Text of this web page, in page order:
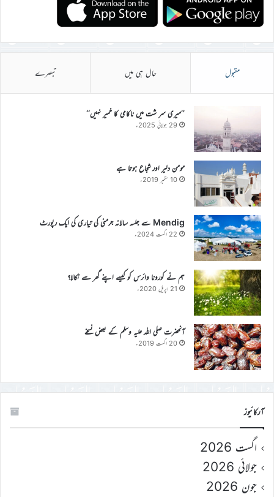
مقبول حال ہی میں تبصرے
’’میری سر شت میں ناکامی کا خمیر نہیں‘‘
29 جولائی 2025ء
مومن دلیر اور شجاع ہوتا ہے
10 ستمبر 2019ء
Mendig سے جلسہ سالانہ جرمنی کی تیاری کی ایک رپورٹ
22 اگست 2024ء
ہم نے کورونا وائرس کو کیسے اپنے گھر سے نکالا؟
21 اپریل 2020ء
آنحضرت صلی اللہ علیہ وسلم کے بعض نسخے
20 اگست 2019ء
آرکائیوز
اگست 2026
جولائی 2026
جون 2026